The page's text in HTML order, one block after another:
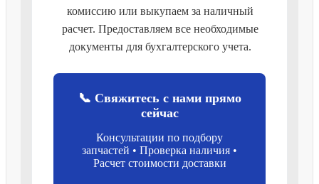
комиссию или выкупаем за наличный
расчет. Предоставляем все необходимые
документы для бухгалтерского учета.
📞 Свяжитесь с нами прямо
сейчас
Консультации по подбору
запчастей • Проверка наличия •
Расчет стоимости доставки